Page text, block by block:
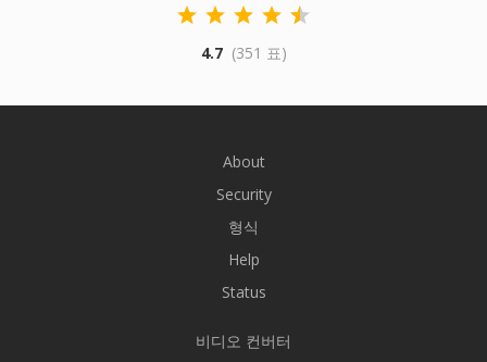
4.7 (351 표)
About
Security
형식
Help
Status
비디오 컨버터